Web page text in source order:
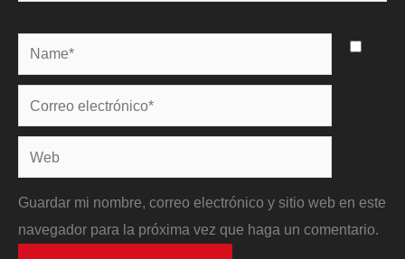
Name*
Correo
electrónico*
Web
Guardar mi nombre, correo electrónico y sitio web en este
navegador para la próxima vez que haga un comentario.